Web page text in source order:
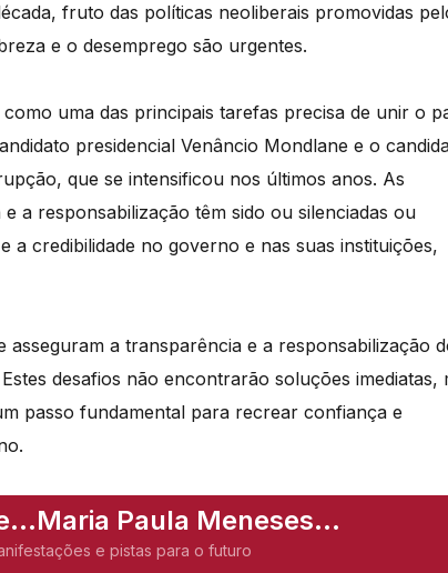
fruto das políticas neoliberais promovidas
e o desemprego são urgentes.
uma das principais tarefas precisa de unir o
presidencial Venâncio Mondlane e o
que se intensificou nos últimos anos. As
a responsabilização têm sido ou silenciadas ou
credibilidade no governo e nas suas instituições,
a transparência e a responsabilização
desafios não encontrarão soluções imediatas,
passo fundamental para recrear confiança e
Paula Meneses
e pistas para o futuro